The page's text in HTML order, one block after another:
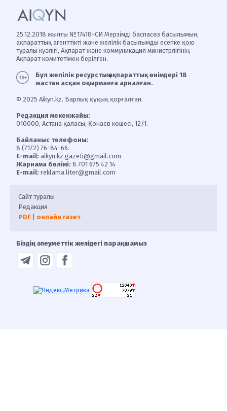
25.12.2018 жылғы №17418-СИ Мерзімді баспасөз басылымын,
ақпараттық агенттікті және желілік басылымды есепке қою
туралы куәлігі, Ақпарат және коммуникация министрлігінің
Ақпарат комитетімен берілген.
Бұл желілік ресурстың ақпараттық өнімдері 18
жастан асқан оқырманға арналған.
© 2025 Aikyn.kz. Барлық құқық қорғалған.
Редакция мекенжайы:
010000, Астана қаласы, Қонаев көшесі, 12/1.
Байланыс телефоны:
8 (7172) 76-84-66.
E-mail: aikyn.kz.gazeti@gmail.com
Жарнама бөлімі: 8 701 675 42 14
E-mail: reklama.liter@gmail.com
Сайт туралы
Редакция
PDF | онлайн газет
Біздің әлеуметтік желідегі парақшамыз